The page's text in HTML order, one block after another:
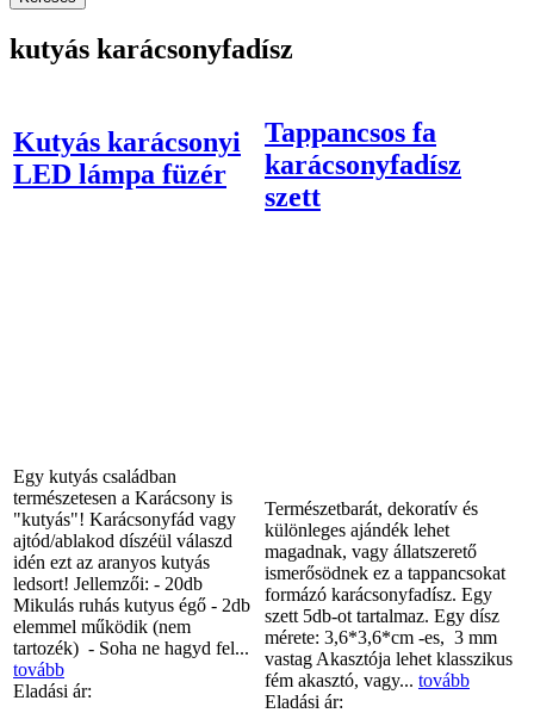
kutyás karácsonyfadísz
Kutyás karácsonyi
LED lámpa füzér
Egy kutyás családban
természetesen a Karácsony is
"kutyás"! Karácsonyfád vagy
ajtód/ablakod díszéül válaszd
idén ezt az aranyos kutyás
ledsort! Jellemzői: - 20db
Mikulás ruhás kutyus égő - 2db
elemmel működik (nem
tartozék) - Soha ne hagyd fel...
tovább
Eladási ár:
Tappancsos fa
karácsonyfadísz
szett
Természetbarát, dekoratív és
különleges ajándék lehet
magadnak, vagy állatszerető
ismerősödnek ez a tappancsokat
formázó karácsonyfadísz. Egy
szett 5db-ot tartalmaz. Egy dísz
mérete: 3,6*3,6*cm -es, 3 mm
vastag Akasztója lehet klasszikus
fém akasztó, vagy... tovább
Eladási ár: